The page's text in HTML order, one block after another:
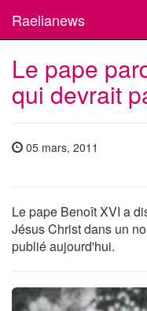
Raelianews
Le pape
qui devrait
05 mars, 2011
Le pape Benoît XVI a
Jésus Christ dans un
publié aujourd'hui.